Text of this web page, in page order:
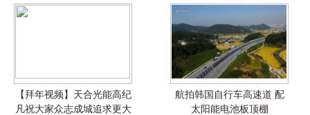
【拜年视频】天合光能高纪
凡祝大家众志成城追求更大
航拍韩国自行车高速道 配
太阳能电池板顶棚